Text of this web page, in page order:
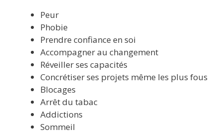
Peur
Phobie
Prendre confiance en soi
Accompagner au changement
Réveiller ses capacités
Concrétiser ses projets même les plus fous
Blocages
Arrêt du tabac
Addictions
Sommeil